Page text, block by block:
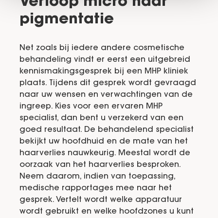
pigmentatie
Net zoals bij iedere andere cosmetische
behandeling vindt er eerst een uitgebreid
kennismakingsgesprek bij een MHP kliniek
plaats. Tijdens dit gesprek wordt gevraagd
naar uw wensen en verwachtingen van de
ingreep. Kies voor een ervaren MHP
specialist, dan bent u verzekerd van een
goed resultaat. De behandelend specialist
bekijkt uw hoofdhuid en de mate van het
haarverlies nauwkeurig. Meestal wordt de
oorzaak van het haarverlies besproken.
Neem daarom, indien van toepassing,
medische rapportages mee naar het
gesprek. Vertelt wordt welke apparatuur
wordt gebruikt en welke hoofdzones u kunt